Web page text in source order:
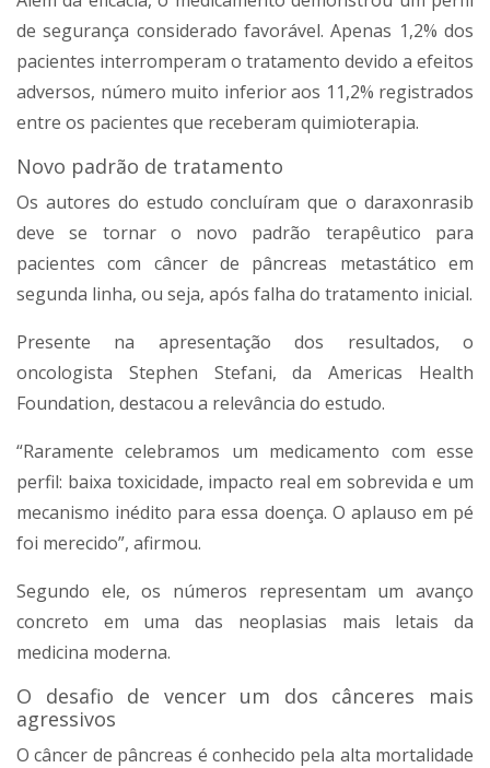
de segurança considerado favorável. Apenas 1,2% dos
pacientes interromperam o tratamento devido a efeitos
adversos, número muito inferior aos 11,2% registrados
entre os pacientes que receberam quimioterapia.
Novo padrão de tratamento
Os autores do estudo concluíram que o daraxonrasib
deve se tornar o novo padrão terapêutico para
pacientes com câncer de pâncreas metastático em
segunda linha, ou seja, após falha do tratamento inicial.
Presente na apresentação dos resultados, o
oncologista Stephen Stefani, da Americas Health
Foundation, destacou a relevância do estudo.
“Raramente celebramos um medicamento com esse
perfil: baixa toxicidade, impacto real em sobrevida e um
mecanismo inédito para essa doença. O aplauso em pé
foi merecido”, afirmou.
Segundo ele, os números representam um avanço
concreto em uma das neoplasias mais letais da
medicina moderna.
O desafio de vencer um dos cânceres mais
agressivos
O câncer de pâncreas é conhecido pela alta mortalidade